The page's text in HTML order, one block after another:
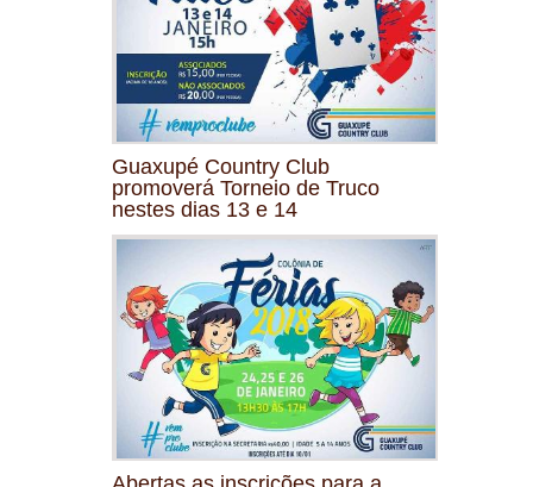
Guaxupé Country Club
promoverá Torneio de Truco
nestes dias 13 e 14